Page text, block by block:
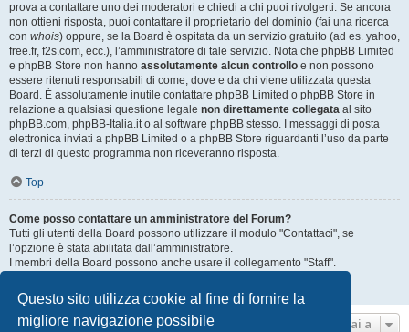
Questo sito utilizza cookie al fine di fornire la
migliore navigazione possibile
prova a contattare uno dei moderatori e chiedi a chi puoi rivolgerti. Se ancora
non ottieni risposta, puoi contattare il proprietario del dominio (fai una ricerca
con whois) oppure, se la Board è ospitata da un servizio gratuito (ad es. yahoo,
free.fr, f2s.com, ecc.), l’amministratore di tale servizio. Nota che phpBB Limited
e phpBB Store non hanno assolutamente alcun controllo e non possono
essere ritenuti responsabili di come, dove e da chi viene utilizzata questa
Board. È assolutamente inutile contattare phpBB Limited o phpBB Store in
relazione a qualsiasi questione legale non direttamente collegata al sito
phpBB.com, phpBB-Italia.it o al software phpBB stesso. I messaggi di posta
elettronica inviati a phpBB Limited o a phpBB Store riguardanti l’uso da parte
di terzi di questo programma non riceveranno risposta.
Top
Come posso contattare un amministratore del Forum?
Tutti gli utenti della Board possono utilizzare il modulo "Contattaci", se
l’opzione è stata abilitata dall’amministratore.
I membri della Board possono anche usare il collegamento "Staff".
Top
Vai a